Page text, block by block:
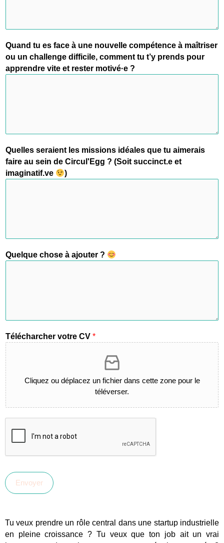
Quand tu es face à une nouvelle compétence à maîtriser
ou un challenge difficile, comment tu t’y prends pour
apprendre vite et rester motivé·e ?
Quelles seraient les missions idéales que tu aimerais
faire au sein de Circul'Egg ? (Soit succinct.e et
imaginatif.ve
)
Quelque chose à ajouter ?
Télécharcher votre CV *
Cliquez ou déplacez un fichier dans cette zone pour le
téléverser.
Envoyer
Tu veux prendre un rôle central dans une startup industrielle
en pleine croissance ? Tu veux que ton job ait un vrai